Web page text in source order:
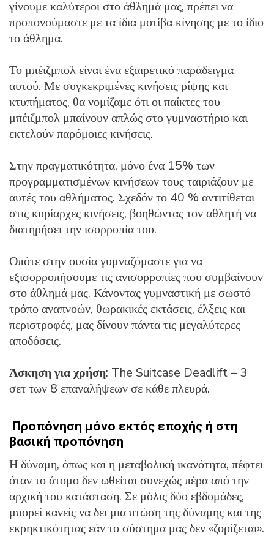
γίνουμε καλύτεροι στο άθλημά μας, πρέπει να
προπονούμαστε με τα ίδια μοτίβα κίνησης με το ίδιο
το άθλημα.
Το μπέιζμπολ είναι ένα εξαιρετικό παράδειγμα
αυτού. Με συγκεκριμένες κινήσεις ρίψης και
κτυπήματος, θα νομίζαμε ότι οι παίκτες του
μπέιζμπολ μπαίνουν απλώς στο γυμναστήριο και
εκτελούν παρόμοιες κινήσεις.
Στην πραγματικότητα, μόνο ένα 15% των
προγραμματισμένων κινήσεων τους ταιριάζουν με
αυτές του αθλήματος. Σχεδόν το 40 % αντιτίθεται
στις κυρίαρχες κινήσεις, βοηθώντας τον αθλητή να
διατηρήσει την ισορροπία του.
Οπότε στην ουσία γυμναζόμαστε για να
εξισορροπήσουμε τις ανισορροπίες που συμβαίνουν
στο άθλημά μας. Κάνοντας γυμναστική με σωστό
τρόπο αναπνοών, θωρακικές εκτάσεις, έλξεις και
περιστροφές, μας δίνουν πάντα τις μεγαλύτερες
αποδόσεις.
Άσκηση για χρήση: The Suitcase Deadlift – 3
σετ των 8 επαναλήψεων σε κάθε πλευρά.
Προπόνηση μόνο εκτός εποχής ή στη
βασική προπόνηση
Η δύναμη, όπως και η μεταβολική ικανότητα, πέφτει
όταν το άτομο δεν ωθείται συνεχώς πέρα ​​από την
αρχική του κατάσταση. Σε μόλις δύο εβδομάδες,
μπορεί κανείς να δει μια πτώση της δύναμης και της
εκρηκτικότητας εάν το σύστημα μας δεν «ζορίζεται».